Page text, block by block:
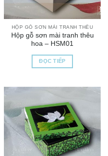
HỘP GỖ SƠN MÀI TRANH THÊU
Hộp gỗ sơn mài tranh thêu
hoa – HSM01
ĐỌC TIẾP